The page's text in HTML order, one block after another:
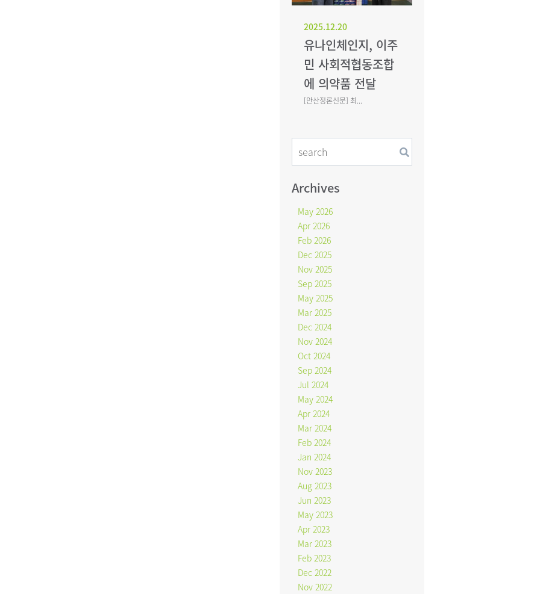
2025.12.20
유나인체인지, 이주
민 사회적협동조합
에 의약품 전달
[안산정론신문] 최...
Archives
May 2026
Apr 2026
Feb 2026
Dec 2025
Nov 2025
Sep 2025
May 2025
Mar 2025
Dec 2024
Nov 2024
Oct 2024
Sep 2024
Jul 2024
May 2024
Apr 2024
Mar 2024
Feb 2024
Jan 2024
Nov 2023
Aug 2023
Jun 2023
May 2023
Apr 2023
Mar 2023
Feb 2023
Dec 2022
Nov 2022